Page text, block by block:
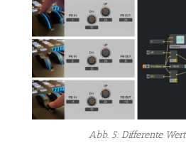
Abb. 5: Differente